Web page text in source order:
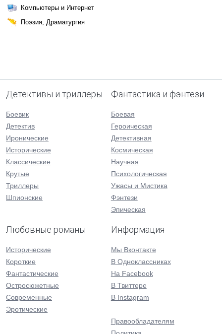
Компьютеры и Интернет
Поэзия, Драматургия
Детективы и триллеры
Боевик
Детектив
Иронические
Исторические
Классические
Крутые
Триллеры
Шпионские
Фантастика и фэнтези
Боевая
Героическая
Детективная
Космическая
Научная
Психологическая
Ужасы и Мистика
Фэнтези
Эпическая
Любовные романы
Исторические
Короткие
Фантастические
Остросюжетные
Современные
Эротические
Информация
Мы Вконтакте
В Одноклассниках
На Facebook
В Твиттере
В Instagram
Правообладателям